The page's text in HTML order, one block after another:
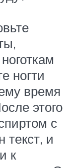
ногти
время
этого
с
текст, и
к